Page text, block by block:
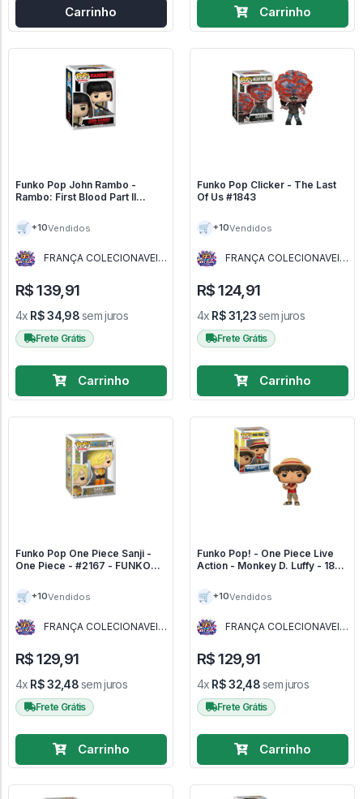
Carrinho Carrinho
Funko Pop John Rambo -
Rambo: First Blood Part II
🛒 +10Vendidos
FRANÇA COLECIONAVEIS
R$ 139,91
4x R$ 34,98sem juros
Frete Grátis
Carrinho
Funko Pop Clicker - The Last
Of Us #1843
🛒 +10Vendidos
FRANÇA COLECIONAVEIS
R$ 124,91
4x R$ 31,23sem juros
Frete Grátis
Carrinho
Funko Pop One Piece Sanji -
One Piece - #2167 - FUNKO
#2167
🛒 +10Vendidos
FRANÇA COLECIONAVEIS
R$ 129,91
4x R$ 32,48sem juros
Frete Grátis
Carrinho
Funko Pop! - One Piece Live
Action - Monkey D. Luffy - 1878
🛒 +10Vendidos
FRANÇA COLECIONAVEIS
R$ 129,91
4x R$ 32,48sem juros
Frete Grátis
Carrinho